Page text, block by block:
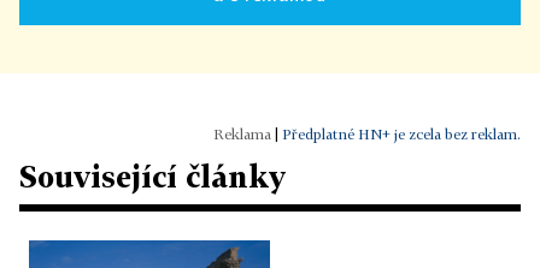
Předplatné HN+ je zcela bez reklam.
Související články